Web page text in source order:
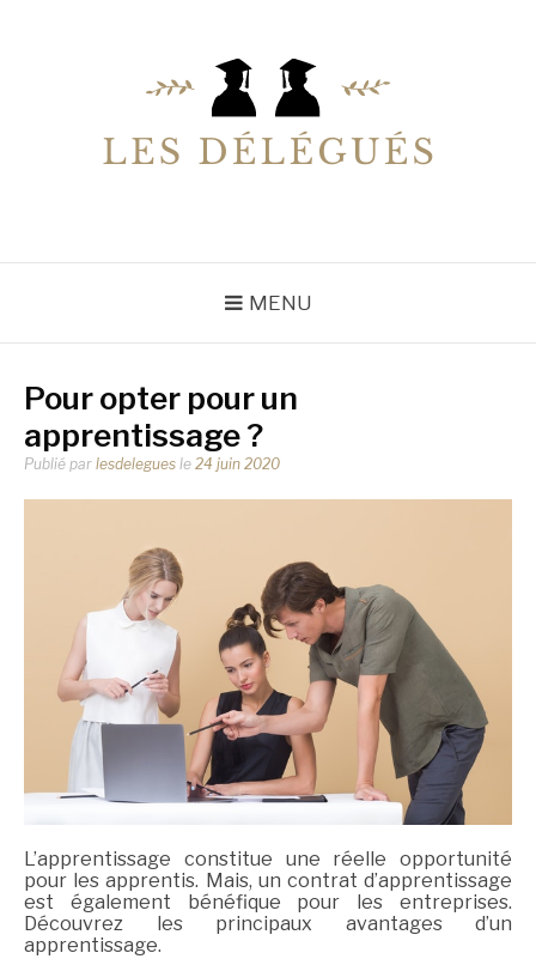
MENU
Pour opter pour un
apprentissage ?
Publié par lesdelegues le 24 juin 2020
L’apprentissage constitue une réelle opportunité
pour les apprentis. Mais, un contrat d’apprentissage
est également bénéfique pour les entreprises.
Découvrez les principaux avantages d’un
apprentissage.